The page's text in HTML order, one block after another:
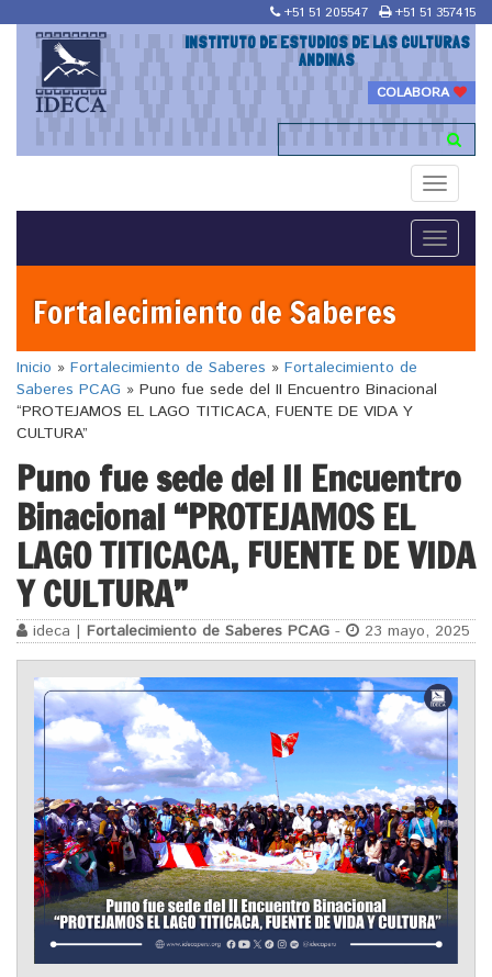
+51 51 205547 +51 51 357415
INSTITUTO DE ESTUDIOS DE LAS CULTURAS
ANDINAS
COLABORA
Toggle
Toggle
Fortalecimiento de Saberes
Inicio » Fortalecimiento de Saberes » Fortalecimiento de
Saberes PCAG » Puno fue sede del II Encuentro Binacional
“PROTEJAMOS EL LAGO TITICACA, FUENTE DE VIDA Y
CULTURA”
Puno fue sede del II Encuentro
Binacional “PROTEJAMOS EL
LAGO TITICACA, FUENTE DE VIDA
Y CULTURA”
ideca | Fortalecimiento de Saberes PCAG - 23 mayo, 2025